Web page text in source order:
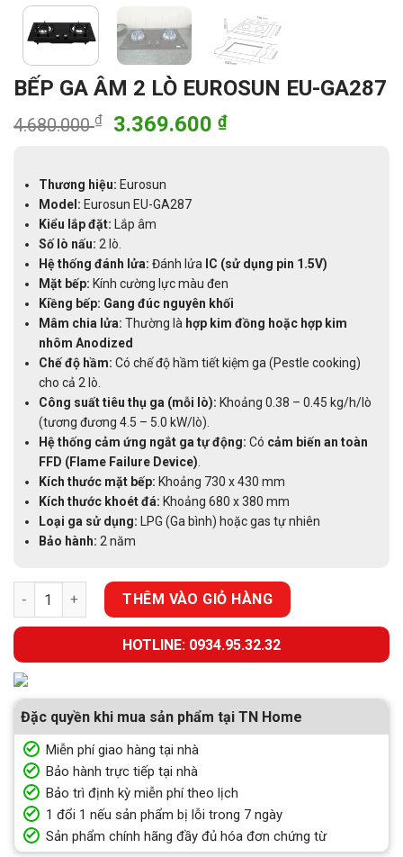
BẾP GA ÂM 2 LÒ EUROSUN EU-GA287
4.680.000₫
Giá
4.680.000 ₫.
3.369.600 ₫Giá
Thương hiệu: Eurosun
Model: Eurosun EU-GA287
Kiểu lắp đặt: Lắp âm
Số lò nấu: 2 lò.
Hệ thống đánh lửa: Đánh lửa IC (sử dụng pin 1.5V)
Mặt bếp: Kính cường lực màu đen
Kiềng bếp: Gang đúc nguyên khối
Mâm chia lửa: Thường là hợp kim đồng hoặc hợp kim
nhôm Anodized
Chế độ hầm: Có chế độ hầm tiết kiệm ga (Pestle cooking)
cho cả 2 lò.
Công suất tiêu thụ ga (mỗi lò): Khoảng 0.38 – 0.45 kg/h/lò
(tương đương 4.5 – 5.0 kW/lò).
Hệ thống cảm ứng ngắt ga tự động: Có cảm biến an toàn
FFD (Flame Failure Device)
Kích thước mặt bếp: Khoảng 730 x 430 mm
Kích thước khoét đá: Khoảng 680 x 380 mm
Loại ga sử dụng: LPG (Ga bình) hoặc gas tự nhiên
Bảo hành: 2 năm
BẾP GA ÂM 2 LÒ EUROSUN EU-GA287 số lượng
THÊM VÀO GIỎ HÀNG
HOTLINE: 0934.95.32.32
Đặc quyền khi mua sản phẩm tại TN Home
Miễn phí giao hàng tại nhà
Bảo hành trực tiếp tại nhà
Bảo trì định kỳ miễn phí theo lịch
1 đổi 1 nếu sản phẩm bị lỗi trong 7 ngày
Sản phẩm chính hãng đầy đủ hóa đơn chứng từ